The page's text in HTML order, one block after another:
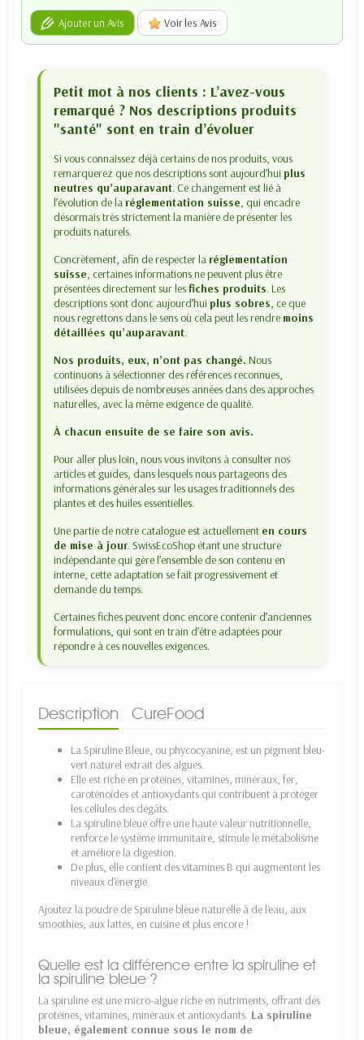
Ajouter un Avis Voir les Avis
Petit mot à nos clients : L’avez-vous
remarqué ? Nos descriptions produits
"santé" sont en train d’évoluer
Si vous connaissez déjà certains de nos produits, vous
remarquerez que nos descriptions sont aujourd’hui plus
neutres qu’auparavant. Ce changement est lié à
l’évolution de la réglementation suisse, qui encadre
désormais très strictement la manière de présenter les
produits naturels.
Concrètement, afin de respecter la réglementation
suisse, certaines informations ne peuvent plus être
présentées directement sur lesfiches produits. Les
descriptions sont donc aujourd’hui plus sobres, ce que
nous regrettons dans le sens où cela peut les rendre moins
détaillées qu’auparavant.
Nos produits, eux, n’ont pas changé. Nous
continuons à sélectionner des références reconnues,
utilisées depuis de nombreuses années dans des approches
naturelles, avec la même exigence de qualité.
À chacun ensuite de se faire son avis.
Pour aller plus loin, nous vous invitons à consulter nos
articles et guides, dans lesquels nous partageons des
informations générales sur les usages traditionnels des
plantes et des huiles essentielles.
Une partie de notre catalogue est actuellement en cours
de mise à jour. SwissEcoShop étant une structure
indépendante qui gère l’ensemble de son contenu en
interne, cette adaptation se fait progressivement et
demande du temps.
Certaines fiches peuvent donc encore contenir d’anciennes
formulations, qui sont en train d’être adaptées pour
répondre à ces nouvelles exigences.
Description CureFood
La Spiruline Bleue, ou phycocyanine, est un pigment bleu-
vert naturel extrait des algues.
Elle est riche en protéines, vitamines, minéraux, fer,
caroténoïdes et antioxydants qui contribuent à protéger
les cellules des dégâts.
La spiruline bleue offre une haute valeur nutritionnelle,
renforce le système immunitaire, stimule le métabolisme
et améliore la digestion.
De plus, elle contient des vitamines B qui augmentent les
niveaux d'énergie.
Ajoutez la poudre de Spiruline bleue naturelle à de l'eau, aux
smoothies, aux lattés, en cuisine et plus encore !
Quelle est la différence entre la spiruline et
la spiruline bleue ?
La spiruline est une micro-algue riche en nutriments, offrant des
protéines, vitamines, minéraux et antioxydants. La spiruline
bleue, également connue sous le nom de